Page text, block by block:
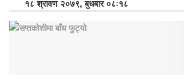
१८ श्रावण २०७९, बुधबार ०८:१८